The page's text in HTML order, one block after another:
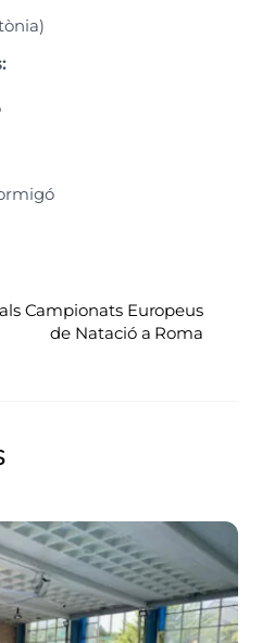
Campionats Europeus
de Natació a Roma